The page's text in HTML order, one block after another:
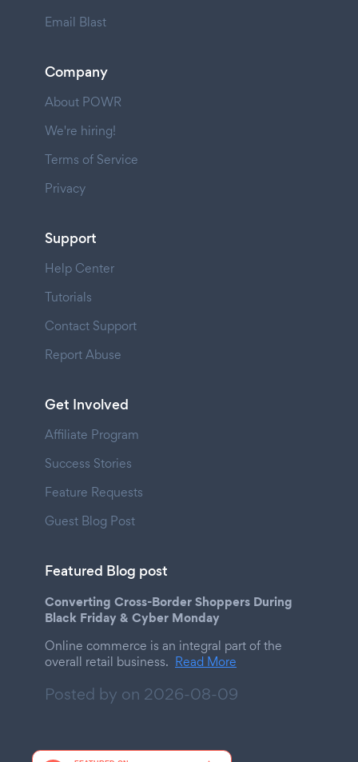
Email Blast
Company
About POWR
We're hiring!
Terms of Service
Privacy
Support
Help Center
Tutorials
Contact Support
Report Abuse
Get Involved
Affiliate Program
Success Stories
Feature Requests
Guest Blog Post
Featured Blog post
Converting Cross-Border Shoppers During
Black Friday & Cyber Monday
Online commerce is an integral part of the
overall retail business. Read More
Posted by on 2026-08-09